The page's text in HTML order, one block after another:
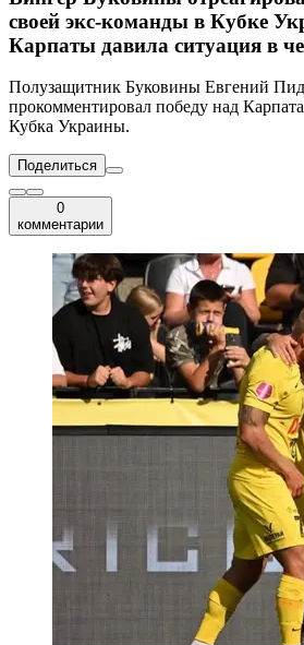
своей экс-команды в Кубке
Карпаты давила ситуация в
Полузащитник Буковины Евгений
прокомментировал победу над
Кубка Украины.
Поделиться
0
комментарии